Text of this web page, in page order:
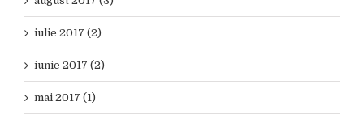
iulie 2017 (2)
iunie 2017 (2)
mai 2017 (1)